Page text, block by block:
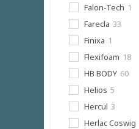
Falon-Tech 1
Farecla 33
Finixa 1
Flexifoam 18
HB BODY 60
Helios 5
Hercul 3
Herlac Coswig